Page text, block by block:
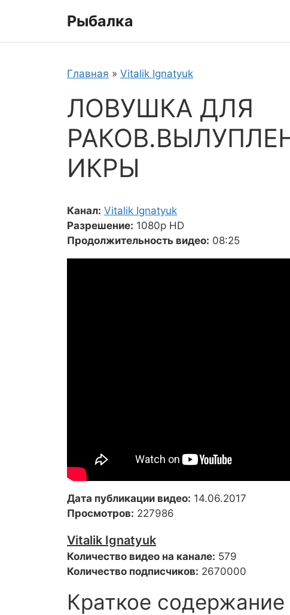
Рыбалка
Главная » Vitalik Ignatyuk
ЛОВУШКА ДЛЯ
ИКРЫ
Канал: Vitalik Ignatyuk
Разрешение: 1080p HD
Продолжительность видео: 08:25
Дата публикации видео: 14.06.2017
Просмотров: 227986
Vitalik Ignatyuk
Количество видео на канале: 579
Количество подписчиков: 2670000
Краткое